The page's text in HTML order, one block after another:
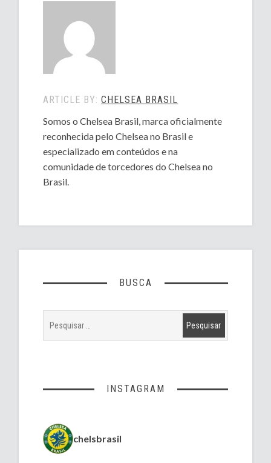
ARTICLE BY:CHELSEA BRASIL
Somos o Chelsea Brasil, marca oficialmente
reconhecida pelo Chelsea no Brasil e
especializado em conteúdos e na
comunidade de torcedores do Chelsea no
Brasil.
BUSCA
INSTAGRAM
chelsbrasil